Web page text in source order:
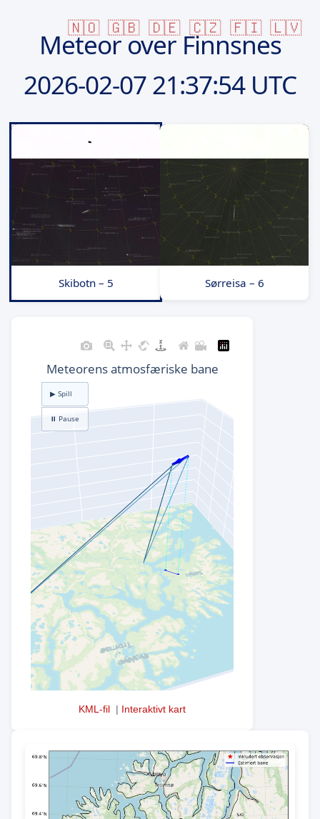
🇳🇴 🇬🇧 🇩🇪 🇨🇿 🇫🇮 🇱🇻
Meteor over Finnsnes
2026-02-0721:37:54 UTC
Skibotn – 5 Sørreisa – 6
KML-fil | Interaktivt kart